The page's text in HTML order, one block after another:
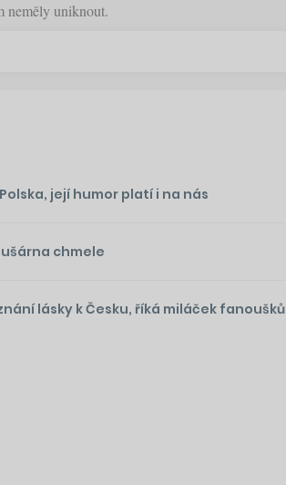
neměly uniknout.
její humor platí i na nás
chmele
lásky k Česku, říká miláček fanoušků